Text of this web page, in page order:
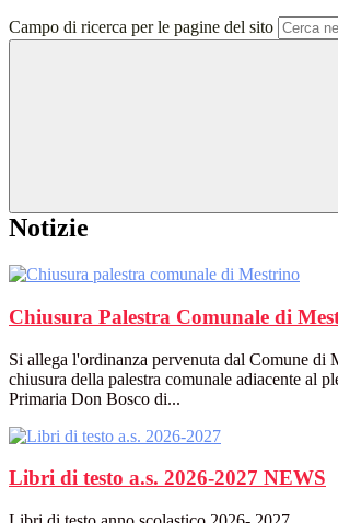
Campo di ricerca per le pagine del sito
Notizie
Chiusura Palestra Comunale di
Si allega l'ordinanza pervenuta dal Comune di
chiusura della palestra comunale adiacente al
Primaria Don Bosco di...
Libri di testo a.s. 2026-2027 NEWS